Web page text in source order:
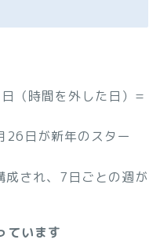
（時間を外した日）=
26日が新年のスター
され、7日ごとの週が
ています